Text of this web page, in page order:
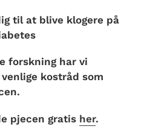
til at blive klogere på
forskning har vi
kostråd som
pjecen gratis her.